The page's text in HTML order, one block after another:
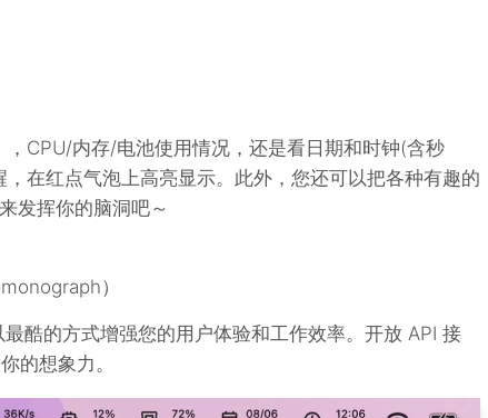
CPU/内存/电池使用情况，还是看日期和时钟(含秒
在红点气泡上高亮显示。此外，您还可以把各种有趣的
发挥你的脑洞吧～
）
酷的方式增强您的用户体验和工作效率。开放 API 接
的想象力。